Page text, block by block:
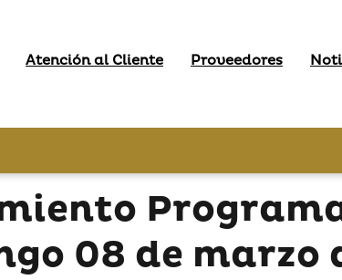
Atención al Cliente Proveedores
08 de marzo